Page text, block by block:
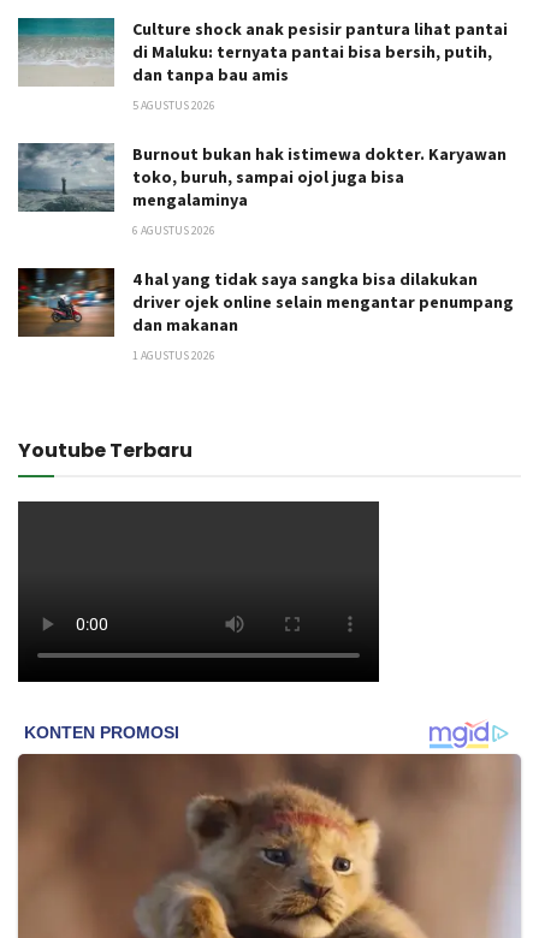
Culture shock anak pesisir pantura lihat pantai
di Maluku: ternyata pantai bisa bersih, putih,
dan tanpa bau amis
5 AGUSTUS 2026
Burnout bukan hak istimewa dokter. Karyawan
toko, buruh, sampai ojol juga bisa
mengalaminya
6 AGUSTUS 2026
4 hal yang tidak saya sangka bisa dilakukan
driver ojek online selain mengantar penumpang
dan makanan
1 AGUSTUS 2026
Youtube Terbaru